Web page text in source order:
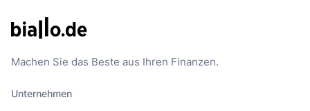
Machen Sie das Beste aus Ihren Finanzen.
Unternehmen